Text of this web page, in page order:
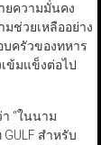
ยความมั่นคง
ช่วยเหลืออย่าง
บครัวของทหาร
ข้มแข็งต่อไป
“ในนาม
สำหรับ